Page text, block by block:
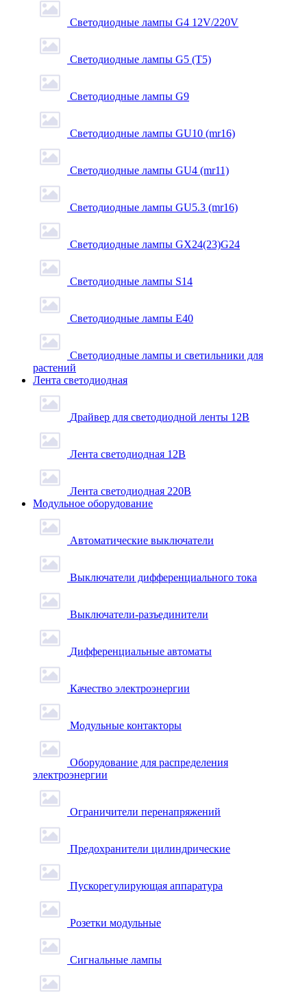
Светодиодные лампы G4 12V/220V
Светодиодные лампы G5 (T5)
Светодиодные лампы G9
Светодиодные лампы GU10 (mr16)
Светодиодные лампы GU4 (mr11)
Светодиодные лампы GU5.3 (mr16)
Светодиодные лампы GX24(23)G24
Светодиодные лампы S14
Светодиодные лампы Е40
Светодиодные лампы и светильники для
растений
Лента светодиодная
Драйвер для светодиодной ленты 12В
Лента светодиодная 12В
Лента светодиодная 220В
Модульное оборудование
Автоматические выключатели
Выключатели дифференциального тока
Выключатели-разъединители
Дифференциальные автоматы
Качество электроэнергии
Модульные контакторы
Оборудование для распределения
электроэнергии
Ограничители перенапряжений
Предохранители цилиндрические
Пускорегулирующая аппаратура
Розетки модульные
Сигнальные лампы